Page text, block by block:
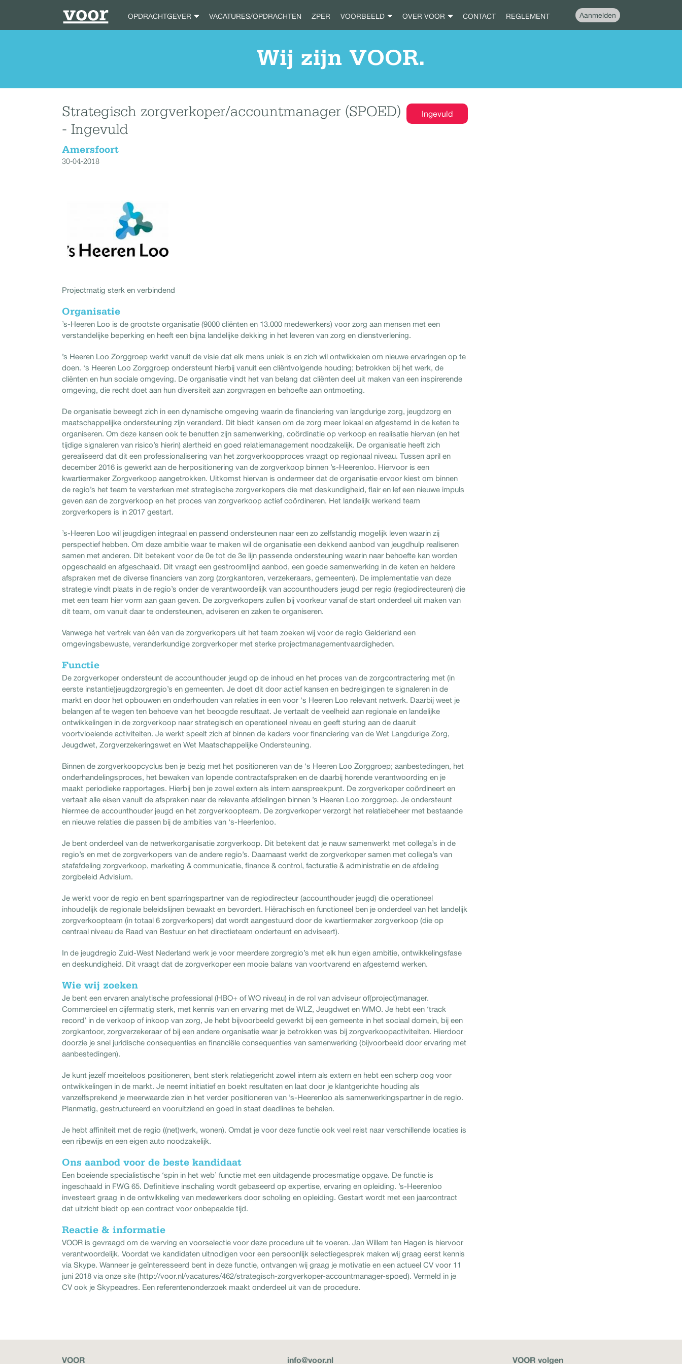
OPDRACHTGEVER VACATURES/OPDRACHTEN ZPER VOORBEELD OVER VOOR CONTACT REGLEMENT Aanmelden
Wij zijn VOOR.
Ingevuld
Strategisch zorgverkoper/accountmanager (SPOED)
- Ingevuld
Amersfoort
30-04-2018
Projectmatig sterk en verbindend
Organisatie
’s-Heeren Loo is de grootste organisatie (9000 cliënten en 13.000 medewerkers) voor zorg aan mensen met een
verstandelijke beperking en heeft een bijna landelijke dekking in het leveren van zorg en dienstverlening.
’s Heeren Loo Zorggroep werkt vanuit de visie dat elk mens uniek is en zich wil ontwikkelen om nieuwe ervaringen op te
doen. ‘s Heeren Loo Zorggroep ondersteunt hierbij vanuit een cliëntvolgende houding; betrokken bij het werk, de
cliënten en hun sociale omgeving. De organisatie vindt het van belang dat cliënten deel uit maken van een inspirerende
omgeving, die recht doet aan hun diversiteit aan zorgvragen en behoefte aan ontmoeting.
De organisatie beweegt zich in een dynamische omgeving waarin de financiering van langdurige zorg, jeugdzorg en
maatschappelijke ondersteuning zijn veranderd. Dit biedt kansen om de zorg meer lokaal en afgestemd in de keten te
organiseren. Om deze kansen ook te benutten zijn samenwerking, coördinatie op verkoop en realisatie hiervan (en het
tijdige signaleren van risico’s hierin) alertheid en goed relatiemanagement noodzakelijk. De organisatie heeft zich
gerealiseerd dat dit een professionalisering van het zorgverkoopproces vraagt op regionaal niveau. Tussen april en
december 2016 is gewerkt aan de herpositionering van de zorgverkoop binnen ’s-Heerenloo. Hiervoor is een
kwartiermaker Zorgverkoop aangetrokken. Uitkomst hiervan is ondermeer dat de organisatie ervoor kiest om binnen
de regio’s het team te versterken met strategische zorgverkopers die met deskundigheid, flair en lef een nieuwe impuls
geven aan de zorgverkoop en het proces van zorgverkoop actief coördineren. Het landelijk werkend team
zorgverkopers is in 2017 gestart.
’s-Heeren Loo wil jeugdigen integraal en passend ondersteunen naar een zo zelfstandig mogelijk leven waarin zij
perspectief hebben. Om deze ambitie waar te maken wil de organisatie een dekkend aanbod van jeugdhulp realiseren
samen met anderen. Dit betekent voor de 0e tot de 3e lijn passende ondersteuning waarin naar behoefte kan worden
opgeschaald en afgeschaald. Dit vraagt een gestroomlijnd aanbod, een goede samenwerking in de keten en heldere
afspraken met de diverse financiers van zorg (zorgkantoren, verzekeraars, gemeenten). De implementatie van deze
strategie vindt plaats in de regio’s onder de verantwoordelijk van accounthouders jeugd per regio (regiodirecteuren) die
met een team hier vorm aan gaan geven. De zorgverkopers zullen bij voorkeur vanaf de start onderdeel uit maken van
dit team, om vanuit daar te ondersteunen, adviseren en zaken te organiseren.
Vanwege het vertrek van één van de zorgverkopers uit het team zoeken wij voor de regio Gelderland een
omgevingsbewuste, veranderkundige zorgverkoper met sterke projectmanagementvaardigheden.
Functie
De zorgverkoper ondersteunt de accounthouder jeugd op de inhoud en het proces van de zorgcontractering met (in
eerste instantie)jeugdzorgregio’s en gemeenten. Je doet dit door actief kansen en bedreigingen te signaleren in de
markt en door het opbouwen en onderhouden van relaties in een voor ‘s Heeren Loo relevant netwerk. Daarbij weet je
belangen af te wegen ten behoeve van het beoogde resultaat. Je vertaalt de veelheid aan regionale en landelijke
ontwikkelingen in de zorgverkoop naar strategisch en operationeel niveau en geeft sturing aan de daaruit
voortvloeiende activiteiten. Je werkt speelt zich af binnen de kaders voor financiering van de Wet Langdurige Zorg,
Jeugdwet, Zorgverzekeringswet en Wet Maatschappelijke Ondersteuning.
Binnen de zorgverkoopcyclus ben je bezig met het positioneren van de ‘s Heeren Loo Zorggroep; aanbestedingen, het
onderhandelingsproces, het bewaken van lopende contractafspraken en de daarbij horende verantwoording en je
maakt periodieke rapportages. Hierbij ben je zowel extern als intern aanspreekpunt. De zorgverkoper coördineert en
vertaalt alle eisen vanuit de afspraken naar de relevante afdelingen binnen ’s Heeren Loo zorggroep. Je ondersteunt
hiermee de accounthouder jeugd en het zorgverkoopteam. De zorgverkoper verzorgt het relatiebeheer met bestaande
en nieuwe relaties die passen bij de ambities van ‘s-Heerlenloo.
Je bent onderdeel van de netwerkorganisatie zorgverkoop. Dit betekent dat je nauw samenwerkt met collega’s in de
regio’s en met de zorgverkopers van de andere regio’s. Daarnaast werkt de zorgverkoper samen met collega’s van
stafafdeling zorgverkoop, marketing & communicatie, finance & control, facturatie & administratie en de afdeling
zorgbeleid Advisium.
Je werkt voor de regio en bent sparringspartner van de regiodirecteur (accounthouder jeugd) die operationeel
inhoudelijk de regionale beleidslijnen bewaakt en bevordert. Hiërachisch en functioneel ben je onderdeel van het landelijk
zorgverkoopteam (in totaal 6 zorgverkopers) dat wordt aangestuurd door de kwartiermaker zorgverkoop (die op
centraal niveau de Raad van Bestuur en het directieteam onderteunt en adviseert).
In de jeugdregio Zuid-West Nederland werk je voor meerdere zorgregio’s met elk hun eigen ambitie, ontwikkelingsfase
en deskundigheid. Dit vraagt dat de zorgverkoper een mooie balans van voortvarend en afgestemd werken.
Wie wij zoeken
Je bent een ervaren analytische professional (HBO+ of WO niveau) in de rol van adviseur of(project)manager.
Commercieel en cijfermatig sterk, met kennis van en ervaring met de WLZ, Jeugdwet en WMO. Je hebt een ‘track
record’ in de verkoop of inkoop van zorg, Je hebt bijvoorbeeld gewerkt bij een gemeente in het sociaal domein, bij een
zorgkantoor, zorgverzekeraar of bij een andere organisatie waar je betrokken was bij zorgverkoopactiviteiten. Hierdoor
doorzie je snel juridische consequenties en financiële consequenties van samenwerking (bijvoorbeeld door ervaring met
aanbestedingen).
Je kunt jezelf moeiteloos positioneren, bent sterk relatiegericht zowel intern als extern en hebt een scherp oog voor
ontwikkelingen in de markt. Je neemt initiatief en boekt resultaten en laat door je klantgerichte houding als
vanzelfsprekend je meerwaarde zien in het verder positioneren van ’s-Heerenloo als samenwerkingspartner in de regio.
Planmatig, gestructureerd en vooruitziend en goed in staat deadlines te behalen.
Je hebt affiniteit met de regio ((net)werk, wonen). Omdat je voor deze functie ook veel reist naar verschillende locaties is
een rijbewijs en een eigen auto noodzakelijk.
Ons aanbod voor de beste kandidaat
Een boeiende specialistische ‘spin in het web’ functie met een uitdagende procesmatige opgave. De functie is
ingeschaald in FWG 65. Definitieve inschaling wordt gebaseerd op expertise, ervaring en opleiding. ’s-Heerenloo
investeert graag in de ontwikkeling van medewerkers door scholing en opleiding. Gestart wordt met een jaarcontract
dat uitzicht biedt op een contract voor onbepaalde tijd.
Reactie & informatie
VOOR is gevraagd om de werving en voorselectie voor deze procedure uit te voeren. Jan Willem ten Hagen is hiervoor
verantwoordelijk. Voordat we kandidaten uitnodigen voor een persoonlijk selectiegesprek maken wij graag eerst kennis
via Skype. Wanneer je geïnteresseerd bent in deze functie, ontvangen wij graag je motivatie en een actueel CV voor 11
juni 2018 via onze site (http://voor.nl/vacatures/462/strategisch-zorgverkoper-accountmanager-spoed). Vermeld in je
CV ook je Skypeadres. Een referentenonderzoek maakt onderdeel uit van de procedure.
VOOR info@voor.nl VOOR volgen